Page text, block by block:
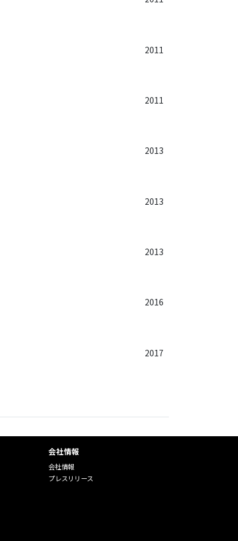
2011
2011
2013
2013
2013
2016
2017
会社情報
会社情報
プレスリリース